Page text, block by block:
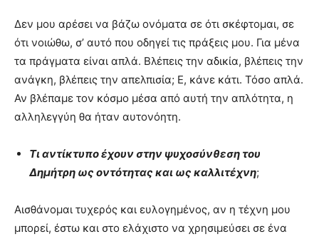
Δεν μου αρέσει να βάζω ονόματα σε ότι σκέφτομαι, σε
ότι νοιώθω, σ’ αυτό που οδηγεί τις πράξεις μου. Για μένα
τα πράγματα είναι απλά. Βλέπεις την αδικία, βλέπεις την
ανάγκη, βλέπεις την απελπισία; Ε, κάνε κάτι. Τόσο απλά.
Αν βλέπαμε τον κόσμο μέσα από αυτή την απλότητα, η
αλληλεγγύη θα ήταν αυτονόητη.
Τι αντίκτυπο έχουν στην ψυχοσύνθεση του
Δημήτρη ως οντότητας και ως καλλιτέχνη;
Αισθάνομαι τυχερός και ευλογημένος, αν η τέχνη μου
μπορεί, έστω και στο ελάχιστο να χρησιμεύσει σε ένα